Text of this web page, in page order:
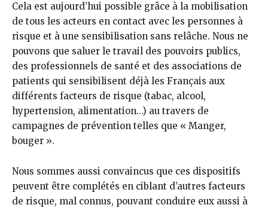
Cela est aujourd’hui possible grâce à la mobilisation
de tous les acteurs en contact avec les personnes à
risque et à une sensibilisation sans relâche. Nous ne
pouvons que saluer le travail des pouvoirs publics,
des professionnels de santé et des associations de
patients qui sensibilisent déjà les Français aux
différents facteurs de risque (tabac, alcool,
hypertension, alimentation…) au travers de
campagnes de prévention telles que « Manger,
bouger ».
Nous sommes aussi convaincus que ces dispositifs
peuvent être complétés en ciblant d’autres facteurs
de risque, mal connus, pouvant conduire eux aussi à